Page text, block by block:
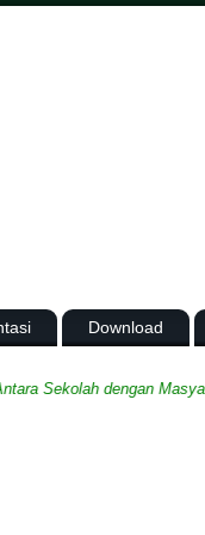
Download
Sekolah dengan Masyarakat